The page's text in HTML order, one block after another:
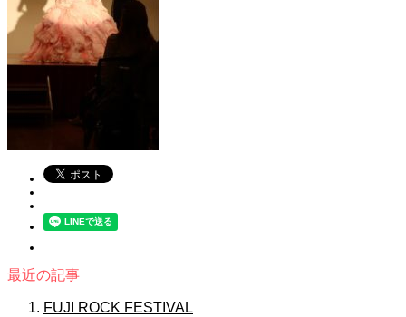
最近の記事
FUJI ROCK FESTIVAL